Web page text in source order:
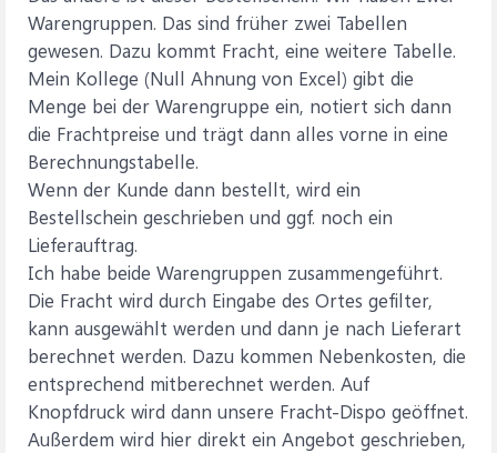
Warengruppen. Das sind früher zwei Tabellen
gewesen. Dazu kommt Fracht, eine weitere Tabelle.
Mein Kollege (Null Ahnung von Excel) gibt die
Menge bei der Warengruppe ein, notiert sich dann
die Frachtpreise und trägt dann alles vorne in eine
Berechnungstabelle.
Wenn der Kunde dann bestellt, wird ein
Bestellschein geschrieben und ggf. noch ein
Lieferauftrag.
Ich habe beide Warengruppen zusammengeführt.
Die Fracht wird durch Eingabe des Ortes gefilter,
kann ausgewählt werden und dann je nach Lieferart
berechnet werden. Dazu kommen Nebenkosten, die
entsprechend mitberechnet werden. Auf
Knopfdruck wird dann unsere Fracht-Dispo geöffnet.
Außerdem wird hier direkt ein Angebot geschrieben,